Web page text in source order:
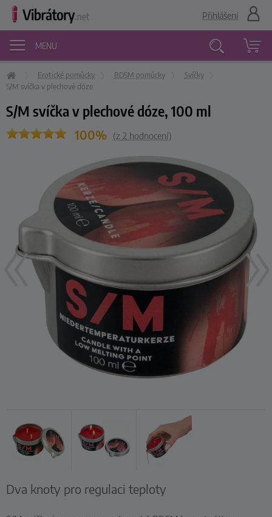
MENU
Přihlášení
Erotické pomůcky BDSM pomůcky
Svíčky
S/M svíčka v plechové dóze
S/M svíčka v plechové dóze, 100 ml
100% (z 2 hodnocení)
Dva knoty pro regulaci teploty